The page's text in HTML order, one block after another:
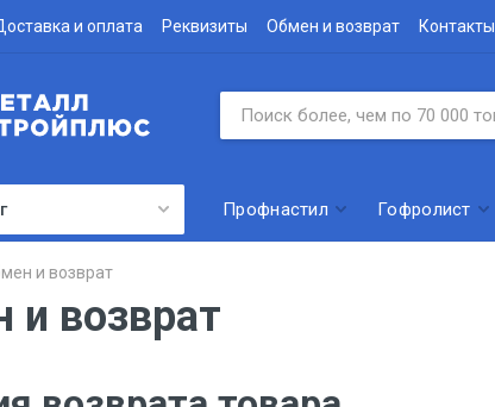
и оплата Реквизиты Обмен и возврат Контакты
система
Профнастил Гофролист
и возврат
и возврат